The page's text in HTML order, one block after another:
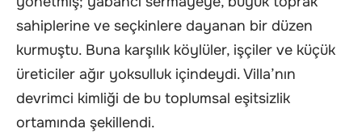
sahiplerine ve seçkinlere dayanan bir düzen
kurmuştu. Buna karşılık köylüler, işçiler ve küçük
üreticiler ağır yoksulluk içindeydi. Villa’nın
devrimci kimliği de bu toplumsal eşitsizlik
ortamında şekillendi.